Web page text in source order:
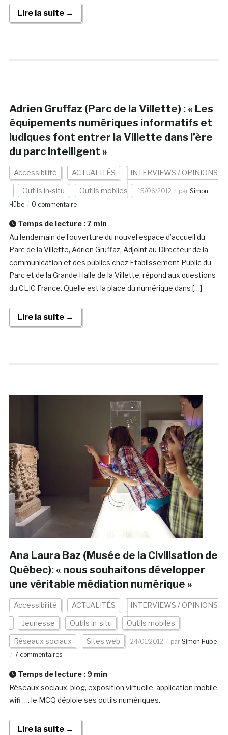
Lire la suite →
Adrien Gruffaz (Parc de la Villette) : « Les
équipements numériques informatifs et
ludiques font entrer la Villette dans l’ère
du parc intelligent »
Accessibilité ACTUALITÉS INTERVIEWS / OPINIONS
Outils in-situ Outils mobiles 15/06/2012 par Simon
Hübe
0 commentaire
Temps de lecture :7 min
Au lendemain de l’ouverture du nouvel espace d’accueil du
Parc de la Villette, Adrien Gruffaz, Adjoint au Directeur de la
communication et des publics chez Etablissement Public du
Parc et de la Grande Halle de la Villette, répond aux questions
du CLIC France. Quelle est la place du numérique dans […]
Lire la suite →
Ana Laura Baz (Musée de la Civilisation de
Québec): « nous souhaitons développer
une véritable médiation numérique »
Accessibilité ACTUALITÉS INTERVIEWS / OPINIONS
Jeunesse Outils in-situ Outils mobiles
Réseaux sociaux Sites web 24/01/2012 par Simon Hübe
7 commentaires
Temps de lecture : 9 min
Réseaux sociaux, blog, exposition virtuelle, application mobile,
wifi …. le MCQ déploie ses outils numériques.
Lire la suite →